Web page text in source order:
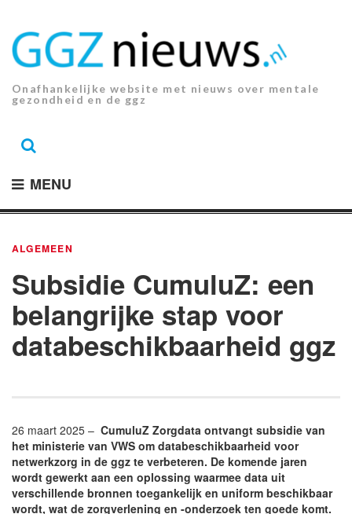
inhoud.
Onafhankelijke website met nieuws over mentale
gezondheid en de ggz
MENU
ALGEMEEN
Subsidie CumuluZ: een
belangrijke stap voor
databeschikbaarheid ggz
26 maart 2025 – CumuluZ Zorgdata ontvangt subsidie van
het ministerie van VWS om databeschikbaarheid voor
netwerkzorg in de ggz te verbeteren. De komende jaren
wordt gewerkt aan een oplossing waarmee data uit
verschillende bronnen toegankelijk en uniform beschikbaar
wordt, wat de zorgverlening en -onderzoek ten goede komt.